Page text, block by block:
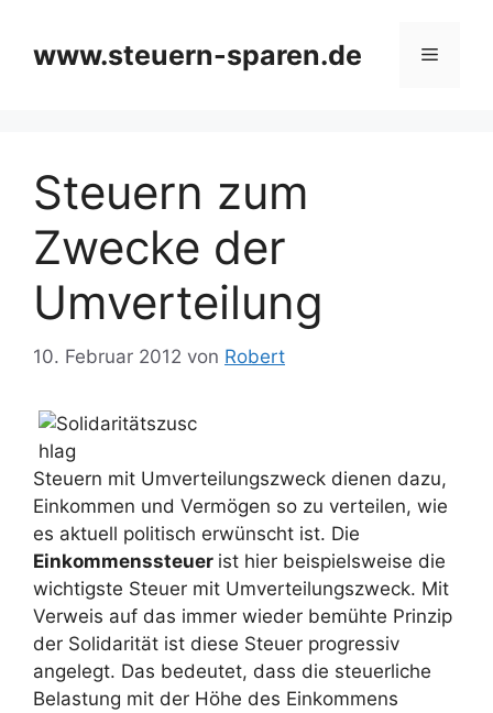
springen
www.steuern-sparen.de Menü
Steuern zum
Zwecke der
Umverteilung
10. Februar 2012 von Robert
Steuern mit Umverteilungszweck dienen dazu,
Einkommen und Vermögen so zu verteilen, wie
es aktuell politisch erwünscht ist. Die
Einkommenssteuer ist hier beispielsweise die
wichtigste Steuer mit Umverteilungszweck. Mit
Verweis auf das immer wieder bemühte Prinzip
der Solidarität ist diese Steuer progressiv
angelegt. Das bedeutet, dass die steuerliche
Belastung mit der Höhe des Einkommens